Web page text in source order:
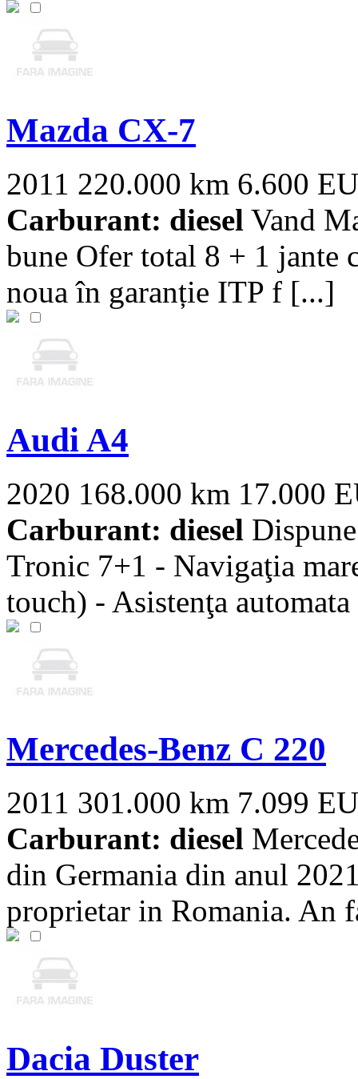
Mazda CX-7
2011 220.000 km 6.600
Carburant: diesel Vand
bune Ofer total 8 + 1 jante
noua în garanție ITP f [...]
Audi A4
2020 168.000 km 17.000
Carburant: diesel
Tronic 7+1 - Navigaţia
touch) - Asistenţa
Mercedes-Benz C 220
2011 301.000 km 7.099
Carburant: diesel
din Germania din anul
proprietar in Romania. An
Dacia Duster